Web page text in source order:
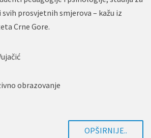
prosvjetnih smjerova – kažu iz
Crne Gore.
obrazovanje
OPŠIRNIJE..